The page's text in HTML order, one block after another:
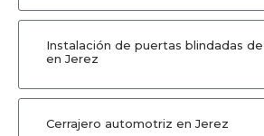
Instalación de puertas blindadas
en Jerez
Cerrajero automotriz en Jerez